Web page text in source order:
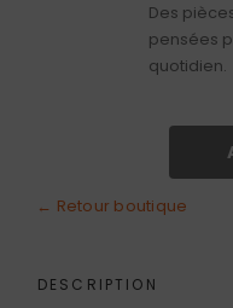
Des
pensées
quotidien.
de
← Retour boutique
DESCRIPTION